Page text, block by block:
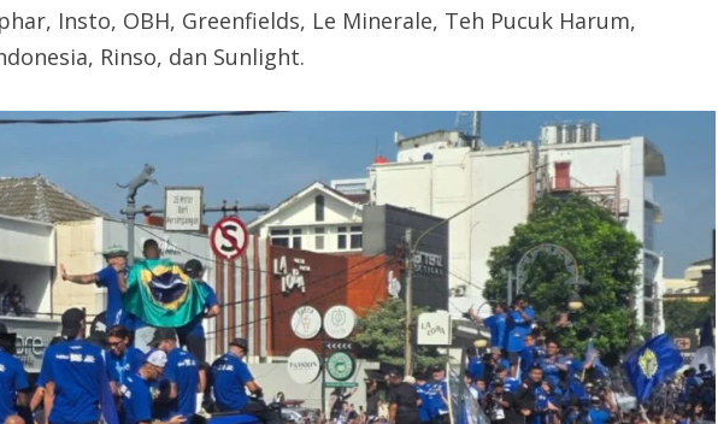
Insto, OBH, Greenfields, Le Minerale, Teh Pucuk Harum,
Rinso, dan Sunlight.